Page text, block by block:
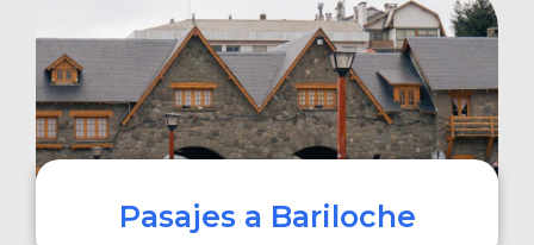
COMPRAR
Pasajes a Bariloche